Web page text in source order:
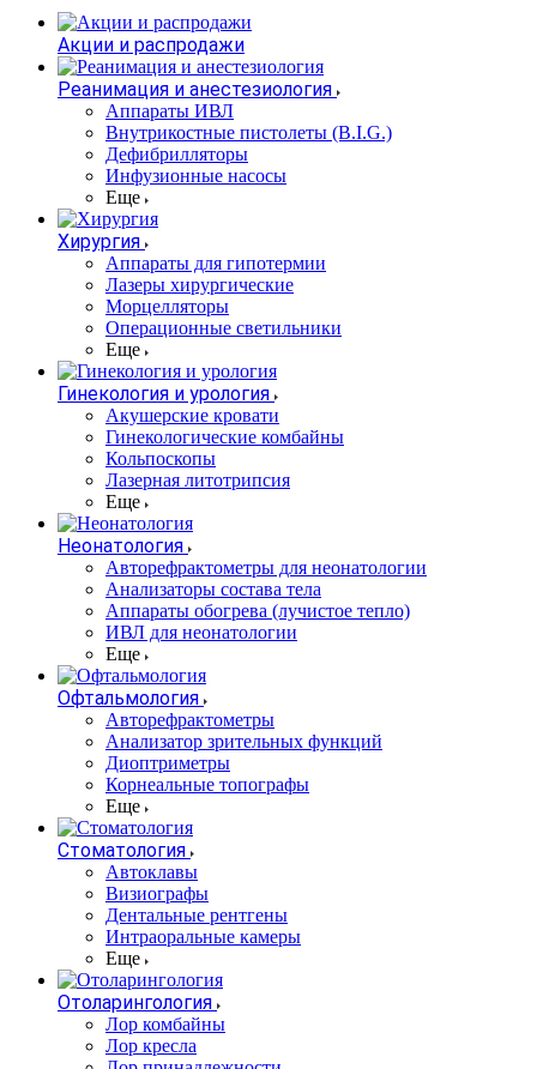
Акции и распродажи
Реанимация и анестезиология
Аппараты ИВЛ
Внутрикостные пистолеты (B.I.G.)
Дефибрилляторы
Инфузионные насосы
Еще
Хирургия
Аппараты для гипотермии
Лазеры хирургические
Морцелляторы
Операционные светильники
Еще
Гинекология и урология
Акушерские кровати
Гинекологические комбайны
Кольпоскопы
Лазерная литотрипсия
Еще
Неонатология
Авторефрактометры для неонатологии
Анализаторы состава тела
Аппараты обогрева (лучистое тепло)
ИВЛ для неонатологии
Еще
Офтальмология
Авторефрактометры
Анализатор зрительных функций
Диоптриметры
Корнеальные топографы
Еще
Стоматология
Автоклавы
Визиографы
Дентальные рентгены
Интраоральные камеры
Еще
Отоларингология
Лор комбайны
Лор кресла